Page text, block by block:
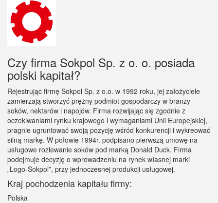
Czy firma Sokpol Sp. z o. o. posiada
polski kapitał?
Rejestrując firmę Sokpol Sp. z o.o. w 1992 roku, jej założyciele
zamierzają stworzyć prężny podmiot gospodarczy w branży
soków, nektarów i napojów. Firma rozwijając się zgodnie z
oczekiwaniami rynku krajowego i wymaganiami Unii Europejskiej,
pragnie ugruntować swoją pozycję wśród konkurencji i wykreować
silną markę. W połowie 1994r. podpisano pierwszą umowę na
usługowe rozlewanie soków pod marką Donald Duck. Firma
podejmuje decyzję o wprowadzeniu na rynek własnej marki
„Logo-Sokpol”, przy jednoczesnej produkcji usługowej.
Kraj pochodzenia kapitału firmy:
Polska